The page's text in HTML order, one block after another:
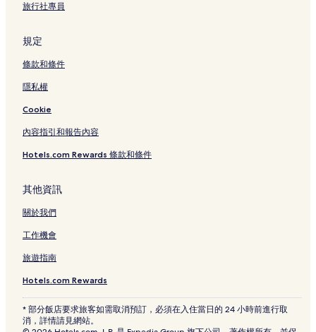
旅行社專員
規定
條款和條件
隱私權
Cookie
內容指引和報告內容
Hotels.com Rewards 條款和條件
其他資訊
關於我們
工作機會
旅遊指南
Hotels.com Rewards
* 部分飯店要求旅客如需取消預訂，必須在入住當日的 24 小時前進行取
消，詳情請見網站。